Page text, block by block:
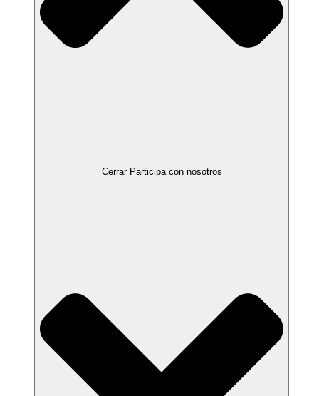
Cerrar Participa con nosotros